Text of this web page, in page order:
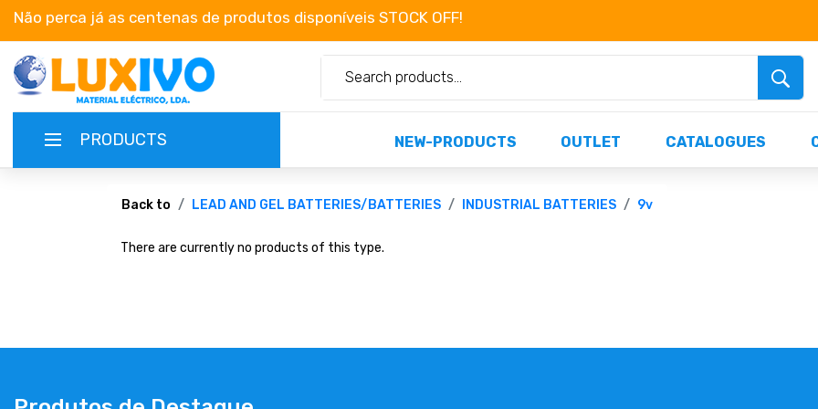
Não perca já as centenas de produtos disponíveis STOCK OFF! Não perca já as centenas de produtos
PRODUCTS NEW-PRODUCTS OUTLET CATALOGUES
NEW-PRODUCTS
TERMS OF SERVICE
CAMPAIGNS
Back to LEAD AND GEL BATTERIES/BATTERIES INDUSTRIAL BATTERIES 9v
There are currently no products of this type.